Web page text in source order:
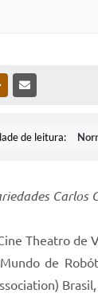
OUTRAS MÍDIAS
de leitura:
Carlos
Theatro de
de